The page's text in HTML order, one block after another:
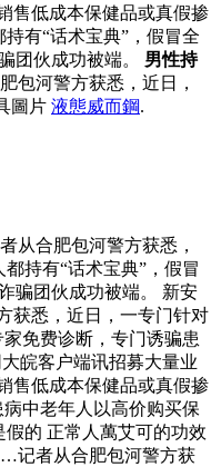
售低成本保健品或真假掺
有“话术宝典”，假冒全
团伙成功被端。 男性持
包河警方获悉，近日，
圖片 液態威而鋼.
从合肥包河警方获悉，
持有“话术宝典”，假冒
骗团伙成功被端。 新安
获悉，近日，一专门针对
免费诊断，专门诱骗患
皖客户端讯招募大量业
售低成本保健品或真假掺
中老年人以高价购买保
的 正常人萬艾可的功效
记者从合肥包河警方获